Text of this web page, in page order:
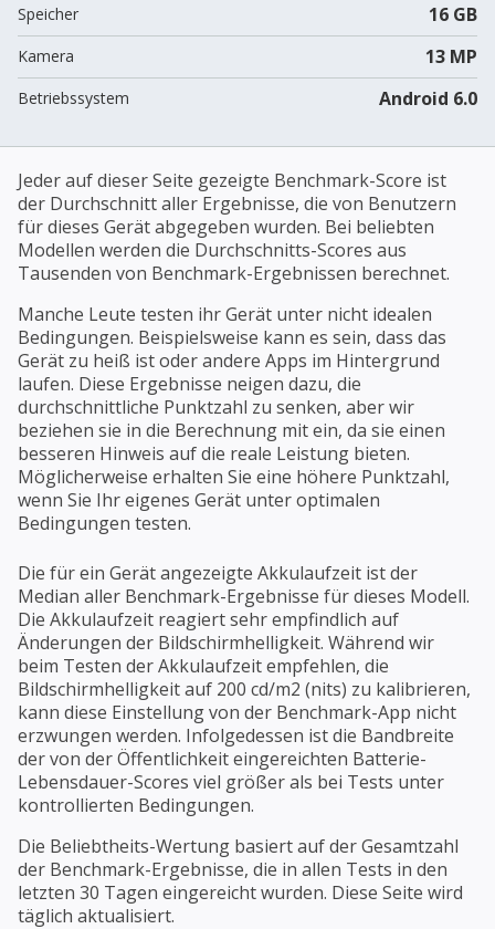
Speicher 16 GB
Kamera 13 MP
Betriebssystem Android 6.0
Jeder auf dieser Seite gezeigte Benchmark-Score ist
der Durchschnitt aller Ergebnisse, die von Benutzern
für dieses Gerät abgegeben wurden. Bei beliebten
Modellen werden die Durchschnitts-Scores aus
Tausenden von Benchmark-Ergebnissen berechnet.
Manche Leute testen ihr Gerät unter nicht idealen
Bedingungen. Beispielsweise kann es sein, dass das
Gerät zu heiß ist oder andere Apps im Hintergrund
laufen. Diese Ergebnisse neigen dazu, die
durchschnittliche Punktzahl zu senken, aber wir
beziehen sie in die Berechnung mit ein, da sie einen
besseren Hinweis auf die reale Leistung bieten.
Möglicherweise erhalten Sie eine höhere Punktzahl,
wenn Sie Ihr eigenes Gerät unter optimalen
Bedingungen testen.
Die für ein Gerät angezeigte Akkulaufzeit ist der
Median aller Benchmark-Ergebnisse für dieses Modell.
Die Akkulaufzeit reagiert sehr empfindlich auf
Änderungen der Bildschirmhelligkeit. Während wir
beim Testen der Akkulaufzeit empfehlen, die
Bildschirmhelligkeit auf 200 cd/m2 (nits) zu kalibrieren,
kann diese Einstellung von der Benchmark-App nicht
erzwungen werden. Infolgedessen ist die Bandbreite
der von der Öffentlichkeit eingereichten Batterie-
Lebensdauer-Scores viel größer als bei Tests unter
kontrollierten Bedingungen.
Die Beliebtheits-Wertung basiert auf der Gesamtzahl
der Benchmark-Ergebnisse, die in allen Tests in den
letzten 30 Tagen eingereicht wurden. Diese Seite wird
täglich aktualisiert.